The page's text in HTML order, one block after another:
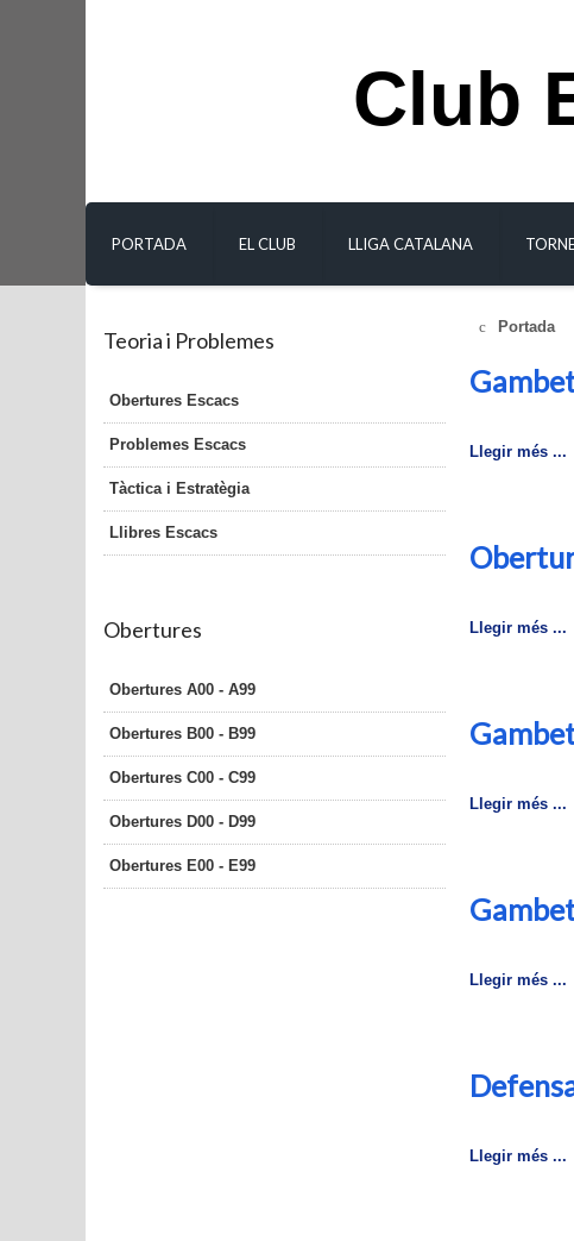
PORTADA EL CLUB LLIGA CATALANA
Club
Teoria i Problemes
Obertures Escacs
Problemes Escacs
Tàctica i Estratègia
Llibres Escacs
Obertures
Obertures A00 - A99
Obertures B00 - B99
Obertures C00 - C99
Obertures D00 - D99
Obertures E00 - E99
Portada
Llegir més ...
Llegir més ...
Llegir més ...
Llegir més ...
Llegir més ...